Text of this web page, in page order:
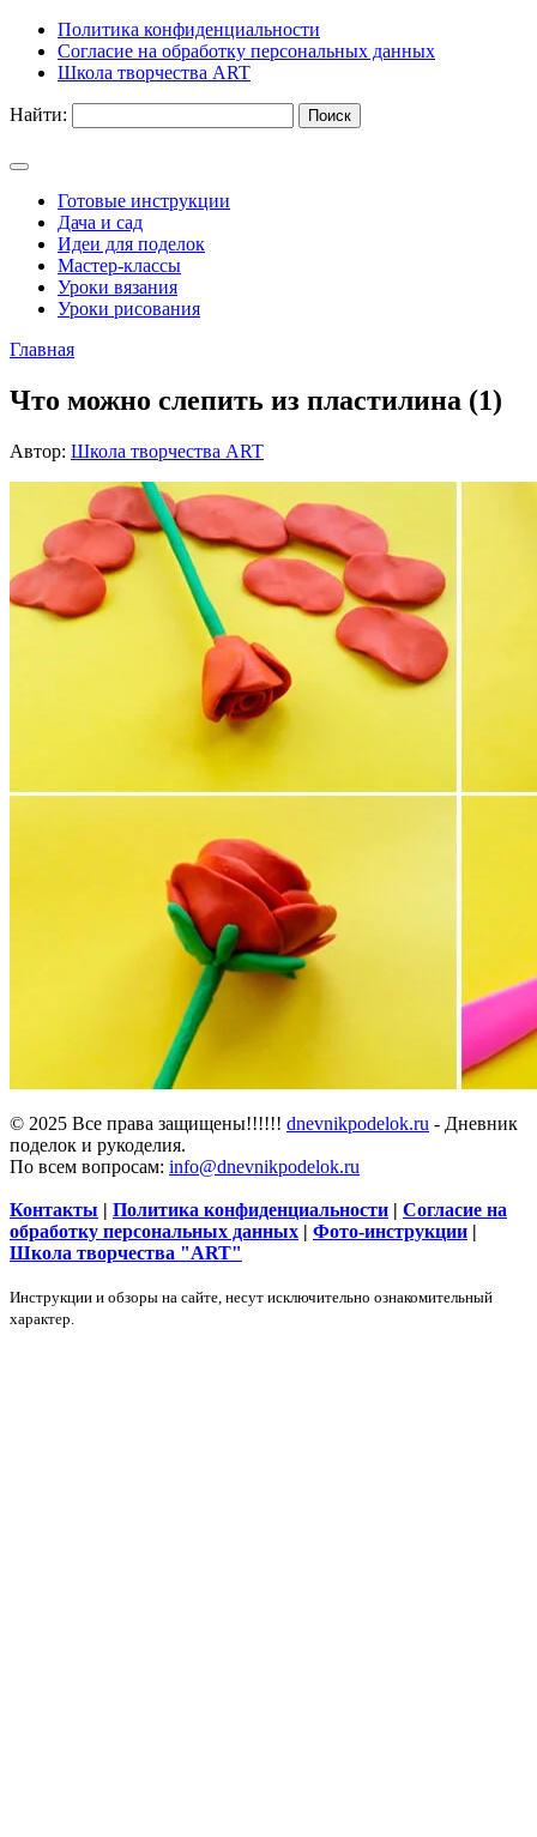
Политика конфиденциальности
Согласие на обработку персональных данных
Школа творчества ART
Найти:
Готовые инструкции
Дача и сад
Идеи для поделок
Мастер-классы
Уроки вязания
Уроки рисования
Главная
Что можно слепить из пластилина (1)
Автор: Школа творчества ART
© 2025 Все права защищены!!!!!! dnevnikpodelok.ru - Дневник
поделок и рукоделия.
По всем вопросам: info@dnevnikpodelok.ru
Контакты | Политика конфиденциальности | Согласие на
обработку персональных данных | Фото-инструкции |
Школа творчества "ART"
Инструкции и обзоры на сайте, несут исключительно ознакомительный
характер.